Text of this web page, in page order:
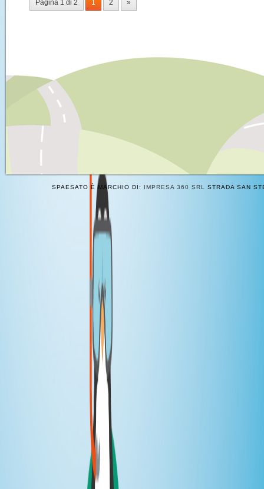
Pagina 1 di 2 1 2 »
SPAESATO È MARCHIO DI: IMPRESA 360 SRL STRADA SAN